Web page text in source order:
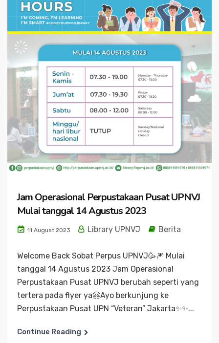
Jam Operasional Perpustakaan Pusat UPNVJ
Mulai tanggal 14 Agustus 2023
11 August 2023 Library UPNVJ Berita
Welcome Back Sobat Perpus UPNVJ🥳🎆 Mulai
tanggal 14 Agustus 2023 Jam Operasional
Perpustakaan Pusat UPNVJ berubah seperti yang
tertera pada flyer ya🤗Ayo berkunjung ke
Perpustakaan Pusat UPN “Veteran” Jakarta✨️✨️...
Continue Reading